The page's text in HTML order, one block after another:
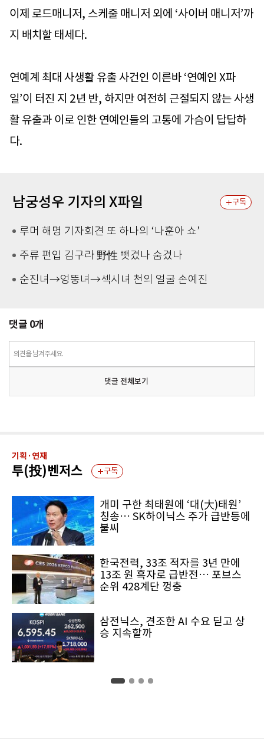
이제 로드매니저, 스케줄 매니저 외에 ‘사이버 매니저’까
지 배치할 태세다.
연예계 최대 사생활 유출 사건인 이른바 ‘연예인 X파
일’이 터진 지 2년 반, 하지만 여전히 근절되지 않는 사생
활 유출과 이로 인한 연예인들의 고통에 가슴이 답답하
다.
남궁성우 기자의 X파일 구독
루머 해명 기자회견 또 하나의 ‘나훈아 쇼’
주류 편입 김구라 野性 뺏겼나 숨겼나
순진녀→엉뚱녀→섹시녀 천의 얼굴 손예진
댓글 0개
의견을 남겨주세요.
댓글 전체보기
기획·연재
투(投)벤저스 구독
개미 구한 최태원에 ‘대(大)태원’
칭송… SK하이닉스 주가 급반등에
불씨
한국전력, 33조 적자를 3년 만에
13조 원 흑자로 급반전… 포브스
순위 428계단 껑충
삼전닉스, 견조한 AI 수요 딛고 상
승 지속할까